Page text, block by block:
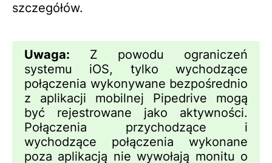
szczegółów.
Uwaga: Z powodu ograniczeń
systemu iOS, tylko wychodzące
połączenia wykonywane bezpośrednio
z aplikacji mobilnej Pipedrive mogą
być rejestrowane jako aktywności.
Połączenia przychodzące i
wychodzące połączenia wykonane
poza aplikacją nie wywołają monitu o